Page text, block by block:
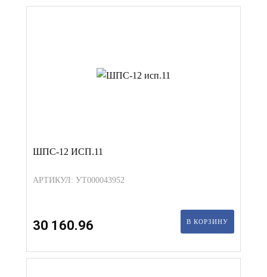
ШПС-12 ИСП.11
АРТИКУЛ: УТ000043952
30 160.96 В КОРЗИНУ